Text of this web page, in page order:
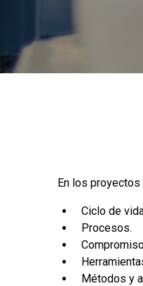
En los proyectos
Ciclo de
Procesos.
Métodos y